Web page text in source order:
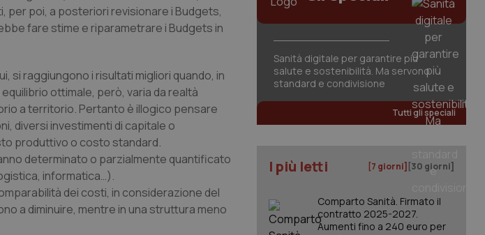
per poi, a posteriori revisionare i Budgets,
fare stime e riparametrare i Budgets in
si raggiungono i risultati migliori quando, in
ottimale, però, varia da realtà
a territorio. Pertanto è illogico pensare
diversi investimenti di capitale o
produttivo o costo standard.
determinato o parzialmente quantificato
informatica…).
dei costi, in considerazione del
a diminuire, mentre in una struttura meno
Sanità digitale per garantire più
salute e sostenibilità. Ma servono
standard e condivisione
Tutti gli speciali
I più letti [7 giorni] [30 giorni]
Comparto Sanità. Firmato il
contratto 2025-2027.
Aumenti fino a 240 euro per